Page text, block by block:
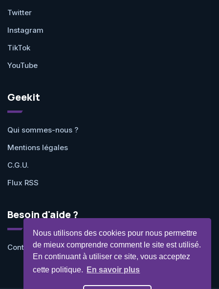
Nous utilisons des cookies pour nous permettre
de mieux comprendre comment le site est utilisé.
En continuant à utiliser ce site, vous acceptez
cette politique.
En savoir plus
Twitter
Instagram
TikTok
YouTube
Geekit
Qui sommes-nous ?
Mentions légales
C.G.U.
Flux RSS
Besoin d'aide ?
Contactez-nous